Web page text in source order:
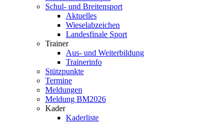
Schul- und Breitensport
Aktuelles
Wieselabzeichen
Landesfinale Sport
Trainer
Aus- und Weiterbildung
Trainerinfo
Stützpunkte
Termine
Meldungen
Meldung BM2026
Kader
Kaderliste